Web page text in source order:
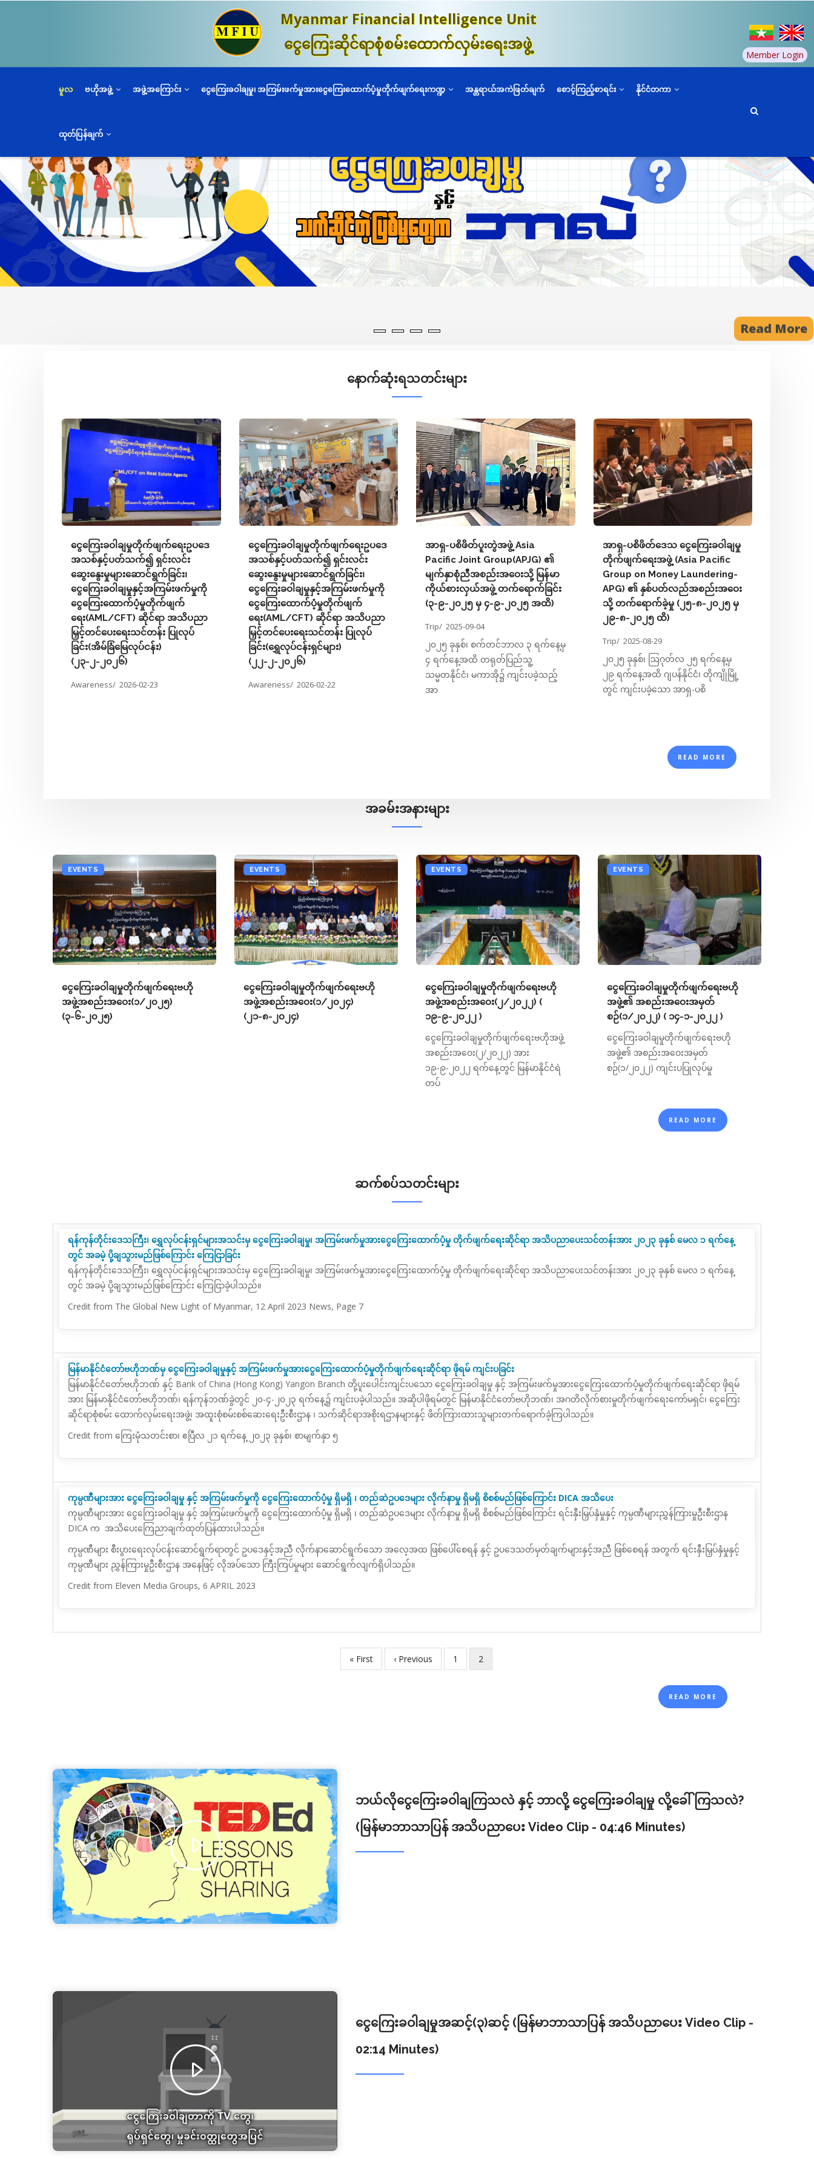
မည်
Myanmar Financial Intelligence Unit
ငွေကြေးဆိုင်ရာစုံစမ်းထောက်လှမ်းရေးအဖွဲ့
Member Login
မူလ ဗဟိုအဖွဲ့ အဖွဲ့အကြောင်း ငွေကြေးခဝါချမှု၊ အကြမ်းဖက်မှုအားငွေကြေးထောက်ပံ့မှုတိုက်ဖျက်ရေးကဏ္ဍ အန္တရာယ်အကဲဖြတ်ချက် စောင့်ကြည့်စာရင်း နိုင်ငံတကာ
ထုတ်ပြန်ချက်
Read More
နောက်ဆုံးရသတင်းများ
ငွေကြေးခဝါချမှုတိုက်ဖျက်ရေးဥပဒေ
အသစ်နှင့်ပတ်သက်၍ ရှင်းလင်း
ဆွေးနွေးမှုများဆောင်ရွက်ခြင်း၊
ငွေကြေးခဝါချမှုနှင့်အကြမ်းဖက်မှုကို
ငွေကြေးထောက်ပံ့မှုတိုက်ဖျက်
ရေး(AML/CFT) ဆိုင်ရာ အသိပညာ
မြှင့်တင်ပေးရေးသင်တန်း ပြုလုပ်
ခြင်း(အိမ်ခြံမြေလုပ်ငန်း)
(၂၃-၂-၂၀၂၆)
Awareness/ 2026-02-23
ငွေကြေးခဝါချမှုတိုက်ဖျက်ရေးဥပဒေ
အသစ်နှင့်ပတ်သက်၍ ရှင်းလင်း
ဆွေးနွေးမှုများဆောင်ရွက်ခြင်း၊
ငွေကြေးခဝါချမှုနှင့်အကြမ်းဖက်မှုကို
ငွေကြေးထောက်ပံ့မှုတိုက်ဖျက်
ရေး(AML/CFT) ဆိုင်ရာ အသိပညာ
မြှင့်တင်ပေးရေးသင်တန်း ပြုလုပ်
ခြင်း(ရွှေလုပ်ငန်းရှင်များ)
(၂၂-၂-၂၀၂၆)
Awareness/ 2026-02-22
အာရှ-ပစိဖိတ်ပူးတွဲအဖွဲ့ Asia
Pacific Joint Group(APJG) ၏
မျက်နှာစုံညီအစည်းအဝေးသို့ မြန်မာ
ကိုယ်စားလှယ်အဖွဲ့ တက်ရောက်ခြင်း
(၃-၉-၂၀၂၅ မှ ၄-၉-၂၀၂၅ အထိ)
Trip/ 2025-09-04
၂၀၂၅ ခုနှစ်၊ စက်တင်ဘာလ ၃ ရက်နေ့မှ
၄ ရက်‌နေ့အထိ တရုတ်ပြည်သူ့
သမ္မတနိုင်ငံ၊ မကာအို၌ ကျင်းပခဲ့သည့်
အာ
အာရှ-ပစိဖိတ်ဒေသ ငွေကြေးခဝါချမှု
တိုက်ဖျက်ရေးအဖွဲ့ (Asia Pacific
Group on Money Laundering-
APG) ၏ နှစ်ပတ်လည်အစည်းအဝေး
သို့ တက်ရောက်ခဲ့မှု (၂၅-၈-၂၀၂၅ မှ
၂၉-၈-၂၀၂၅ ထိ)
Trip/ 2025-08-29
၂၀၂၅ ခုနှစ်၊ ဩဂုတ်လ ၂၅ ရက်နေ့မှ
၂၉ ရက်နေ့အထိ ဂျပန်နိုင်ငံ၊ တိုကျိုမြို့
တွင် ကျင်းပခဲ့သော အာရှ-ပစိ
READ MORE
အခမ်းအနားများ
EVENTS
ငွေကြေးခဝါချမှုတိုက်ဖျက်ရေးဗဟို
အဖွဲ့အစည်းအဝေး(၁/၂၀၂၅)
(၃-၆-၂၀၂၅)
EVENTS
ငွေကြေးခဝါချမှုတိုက်ဖျက်ရေးဗဟို
အဖွဲ့အစည်းအဝေး(၁/၂၀၂၄)
(၂၁-၈-၂၀၂၄)
EVENTS
ငွေကြေးခဝါချမှုတိုက်ဖျက်ရေးဗဟို
အဖွဲ့အစည်းအဝေး(၂/၂၀၂၂) (
၁၉-၉-၂၀၂၂ )
ငွေကြေးခဝါချမှုတိုက်ဖျက်ရေးဗဟိုအဖွဲ့
အစည်းအဝေး(၂/၂၀၂၂) အား
၁၉-၉-၂၀၂၂ ရက်နေ့တွင် မြန်မာနိုင်ငံရဲ
တပ်
EVENTS
ငွေကြေးခဝါချမှုတိုက်ဖျက်ရေးဗဟို
အဖွဲ့၏ အစည်းအဝေးအမှတ်
စဉ်(၁/၂၀၂၂) ( ၁၄-၁-၂၀၂၂ )
ငွေကြေးခဝါချမှုတိုက်ဖျက်ရေးဗဟို
အဖွဲ့၏ အစည်းအဝေးအမှတ်
စဉ်(၁/၂၀၂၂) ကျင်းပပြုလုပ်မှု
READ MORE
ဆက်စပ်သတင်းများ
ရန်ကုန်တိုင်းဒေသကြီး၊ ရွှေလုပ်ငန်းရှင်များအသင်းမှ ငွေကြေးခဝါချမှု၊ အကြမ်းဖက်မှုအားငွေကြေးထောက်ပံ့မှု တိုက်ဖျက်ရေးဆိုင်ရာ အသိပညာပေးသင်တန်းအား ၂၀၂၃ ခုနှစ် မေလ ၁ ရက်နေ့
တွင် အခမဲ့ ပို့ချသွားမည်ဖြစ်ကြောင်း ကြေငြာခြင်း
ရန်ကုန်တိုင်းဒေသကြီး၊ ရွှေလုပ်ငန်းရှင်များအသင်းမှ ငွေကြေးခဝါချမှု၊ အကြမ်းဖက်မှုအားငွေကြေးထောက်ပံ့မှု တိုက်ဖျက်ရေးဆိုင်ရာ အသိပညာပေးသင်တန်းအား ၂၀၂၃ ခုနှစ် မေလ ၁ ရက်နေ့
တွင် အခမဲ့ ပို့ချသွားမည်ဖြစ်ကြောင်း ကြေငြာခဲ့ပါသည်။
Credit from The Global New Light of Myanmar, 12 April 2023 News, Page 7
မြန်မာနိုင်ငံတော်ဗဟိုဘဏ်မှ ငွေကြေးခဝါချမှုနှင့် အကြမ်းဖက်မှုအားငွေကြေးထောက်ပံ့မှုတိုက်ဖျက်ရေးဆိုင်ရာ ဖိုရမ် ကျင်းပခြင်း
မြန်မာနိုင်ငံတော်ဗဟိုဘဏ် နှင့် Bank of China (Hong Kong) Yangon Branch တို့ပူးပေါင်းကျင်းပသော ငွေကြေးခဝါချမှု နှင့် အကြမ်းဖက်မှုအားငွေကြေးထောက်ပံ့မှုတိုက်ဖျက်ရေးဆိုင်ရာ ဖိုရမ်
အား မြန်မာနိုင်ငံတော်ဗဟိုဘဏ်၊ ရန်ကုန်ဘဏ်ခွဲတွင် ၂၀-၄-၂၀၂၃ ရက်နေ့၌ ကျင်းပခဲ့ပါသည်။ အဆိုပါဖိုရမ်တွင် မြန်မာနိုင်ငံတော်ဗဟိုဘဏ်၊ အဂတိလိုက်စားမှုတိုက်ဖျက်ရေးကော်မရှင်၊ ငွေကြေး
ဆိုင်ရာစုံစမ်း ထောက်လှမ်းရေးအဖွဲ့၊ အထူးစုံစမ်းစစ်ဆေးရေးဦးစီးဌာန ၊ သက်ဆိုင်ရာအစိုးရဌာနများနှင့် ဖိတ်ကြားထားသူများတက်ရောက်ခဲ့ကြပါသည်။
Credit from ကြေးမုံသတင်းစာ၊ ဧပြီလ ၂၁ ရက်နေ့ ၂၀၂၃ ခုနှစ်၊ စာမျက်နှာ ၅
ကုမ္ပဏီများအား ငွေကြေးခဝါချမှု နှင့် အကြမ်းဖက်မှုကို ငွေကြေးထောက်ပံ့မှု ရှိမရှိ ၊ တည်ဆဲဥပဒေများ လိုက်နာမှု ရှိမရှိ စိစစ်မည်ဖြစ်ကြောင်း DICA အသိပေး
ကုမ္ပဏီများအား ငွေကြေးခဝါချမှု နှင့် အကြမ်းဖက်မှုကို ငွေကြေးထောက်ပံ့မှု ရှိမရှိ ၊ တည်ဆဲဥပဒေများ လိုက်နာမှု ရှိမရှိ စိစစ်မည်ဖြစ်ကြောင်း ရင်းနှီးမြှပ်နှံမှုနှင့် ကုမ္ပဏီများညွှန်ကြားမှုဦးစီးဌာန
DICA က အသိပေးကြေညာချက်ထုတ်ပြန်ထားပါသည်။
ကုမ္ပဏီများ စီးပွားရေးလုပ်ငန်းဆောင်ရွက်ရာတွင် ဥပဒေနှင့်အညီ လိုက်နာဆောင်ရွက်သော အလေ့အထ ဖြစ်ပေါ်စေရန် နှင့် ဥပဒေသတ်မှတ်ချက်များနှင့်အညီ ဖြစ်စေရန် အတွက် ရင်းနှီးမြှပ်နှံမှုနှင့်
ကုမ္ပဏီများ ညွှန်ကြားမှုဦးစီးဌာန အနေဖြင့် လိုအပ်သော ကြီးကြပ်မှုများ ဆောင်ရွက်လျက်ရှိပါသည်။
Credit from Eleven Media Groups, 6 APRIL 2023
First
« First
Previous
‹ Previous Page
1
လက်ရှိ
2
READ MORE
ဘယ်လိုငွေကြေးခဝါချကြသလဲ နှင့် ဘာလို့ ငွေကြေးခဝါချမှု လို့ခေါ်ကြသလဲ?
(မြန်မာဘာသာပြန် အသိပညာပေး Video Clip - 04:46 Minutes)
ငွေကြေးခဝါချမှုအဆင့်(၃)ဆင့် (မြန်မာဘာသာပြန် အသိပညာပေး Video Clip -
02:14 Minutes)